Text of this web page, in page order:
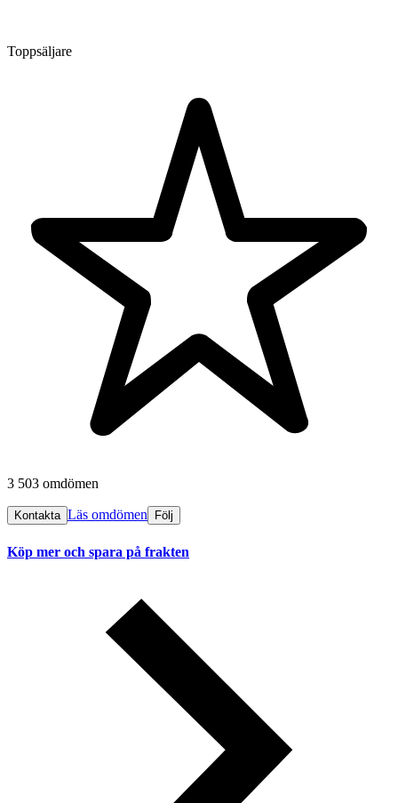
Toppsäljare
3 503 omdömen
Kontakta Läs omdömen Följ
Köp mer och spara på frakten